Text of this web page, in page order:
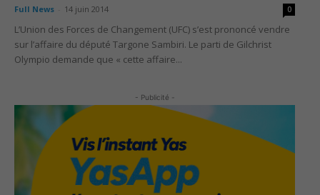
Full News 14 juin 2014 0
L’Union des Forces de Changement (UFC) s’est prononcé vendre
sur l’affaire du député Targone Sambiri. Le parti de Gilchrist
Olympio demande que « cette affaire...
- Publicité -